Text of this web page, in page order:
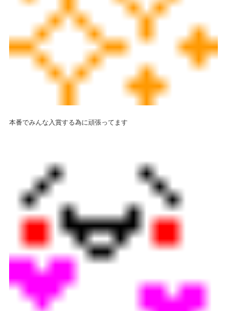
本番でみんな入賞する為に頑張ってます